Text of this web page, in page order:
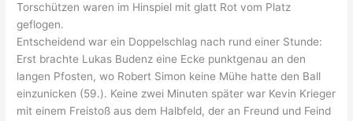
Torschützen waren im Hinspiel mit glatt Rot vom Platz
geflogen.
Entscheidend war ein Doppelschlag nach rund einer Stunde:
Erst brachte Lukas Budenz eine Ecke punktgenau an den
langen Pfosten, wo Robert Simon keine Mühe hatte den Ball
einzunicken (59.). Keine zwei Minuten später war Kevin Krieger
mit einem Freistoß aus dem Halbfeld, der an Freund und Feind